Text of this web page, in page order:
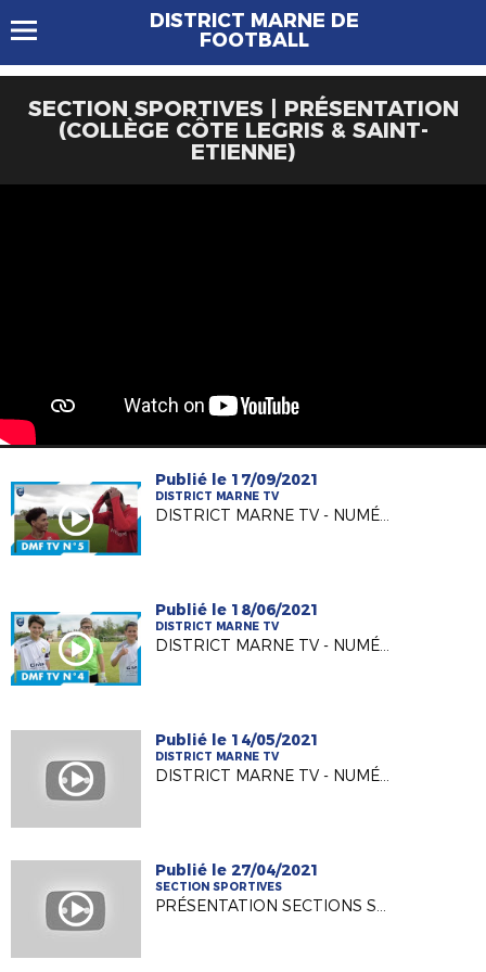
DISTRICT MARNE DE
FOOTBALL
SECTION SPORTIVES | PRÉSENTATION
(COLLÈGE CÔTE LEGRIS & SAINT-
ETIENNE)
Publié le 17/09/2021
DISTRICT MARNE TV
DISTRICT MARNE TV - NUMÉRO 5
Publié le 18/06/2021
DISTRICT MARNE TV
DISTRICT MARNE TV - NUMÉRO 4
Publié le 14/05/2021
DISTRICT MARNE TV
DISTRICT MARNE TV - NUMÉRO 3
Publié le 27/04/2021
SECTION SPORTIVES
PRÉSENTATION SECTIONS SPORTIVES